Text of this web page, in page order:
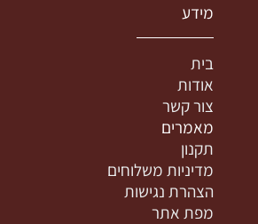
מידע
בית
אודות
צור קשר
מאמרים
תקנון
מדיניות משלוחים
הצהרת נגישות
מפת אתר